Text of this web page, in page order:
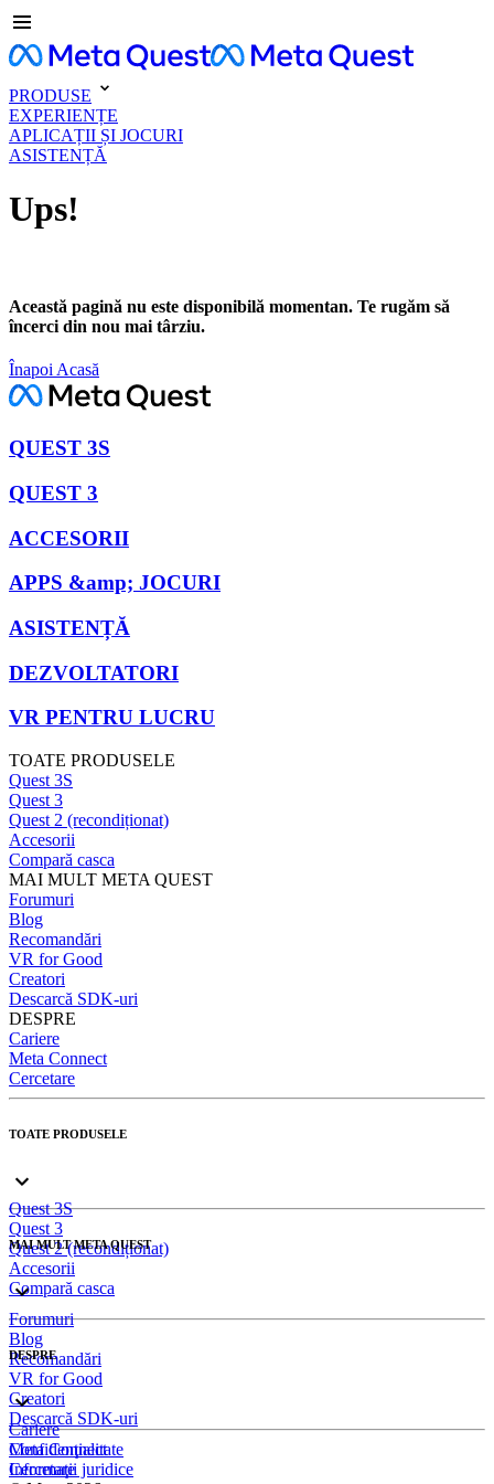
PRODUSE
EXPERIENȚE
APLICAȚII ȘI JOCURI
ASISTENȚĂ
Ups!
Această pagină nu este disponibilă momentan. Te rugăm să
încerci din nou mai târziu.
Înapoi Acasă
QUEST 3S
QUEST 3
ACCESORII
APPS &amp; JOCURI
ASISTENȚĂ
DEZVOLTATORI
VR PENTRU LUCRU
TOATE PRODUSELE
Quest 3S
Quest 3
Quest 2 (recondiționat)
Accesorii
Compară casca
MAI MULT META QUEST
Forumuri
Blog
Recomandări
VR for Good
Creatori
Descarcă SDK-uri
DESPRE
Cariere
Meta Connect
Cercetare
TOATE PRODUSELE
Quest 3S
Quest 3
Quest 2 (recondiționat)
Accesorii
Compară casca
MAI MULT META QUEST
Forumuri
Blog
Recomandări
VR for Good
Creatori
Descarcă SDK-uri
DESPRE
Cariere
Meta Connect
Cercetare
Confidenţialitate
Informaţii juridice